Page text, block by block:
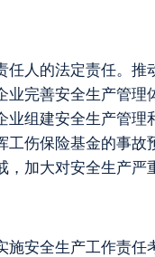
人的法定责任。
完善安全生产管
组建安全生产管
伤保险基金的事
加大对安全生产严
安全生产工作责